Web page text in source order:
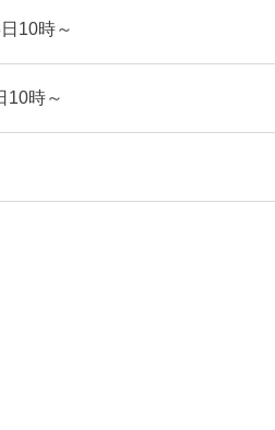
10時～
10時～